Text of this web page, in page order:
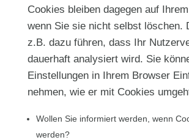
Cookies bleiben dagegen auf
wenn Sie sie nicht selbst löschen.
z.B. dazu führen, dass Ihr
dauerhaft analysiert wird. Sie
Einstellungen in Ihrem Browser
nehmen, wie er mit Cookies
Wollen Sie informiert werden, wenn
werden?